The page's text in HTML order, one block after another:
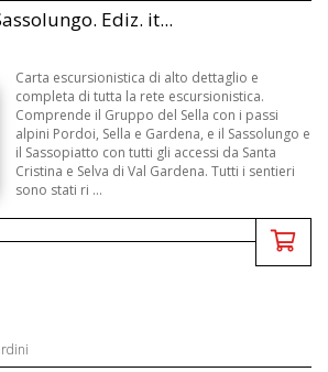
Ediz. it...
Carta escursionistica di alto dettaglio e
completa di tutta la rete escursionistica.
Comprende il Gruppo del Sella con i passi
alpini Pordoi, Sella e Gardena, e il Sassolungo e
il Sassopiatto con tutti gli accessi da Santa
Cristina e Selva di Val Gardena. Tutti i sentieri
sono stati ri ...